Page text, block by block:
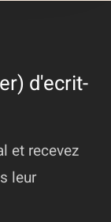
d'ecrit-
et recevez
leur